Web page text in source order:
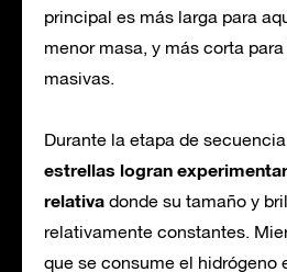
principal es más larga para
menor masa, y más corta
masivas.
Durante la etapa de
estrellas logran
relativa donde su tamaño y
relativamente constantes.
que se consume el hidrógeno